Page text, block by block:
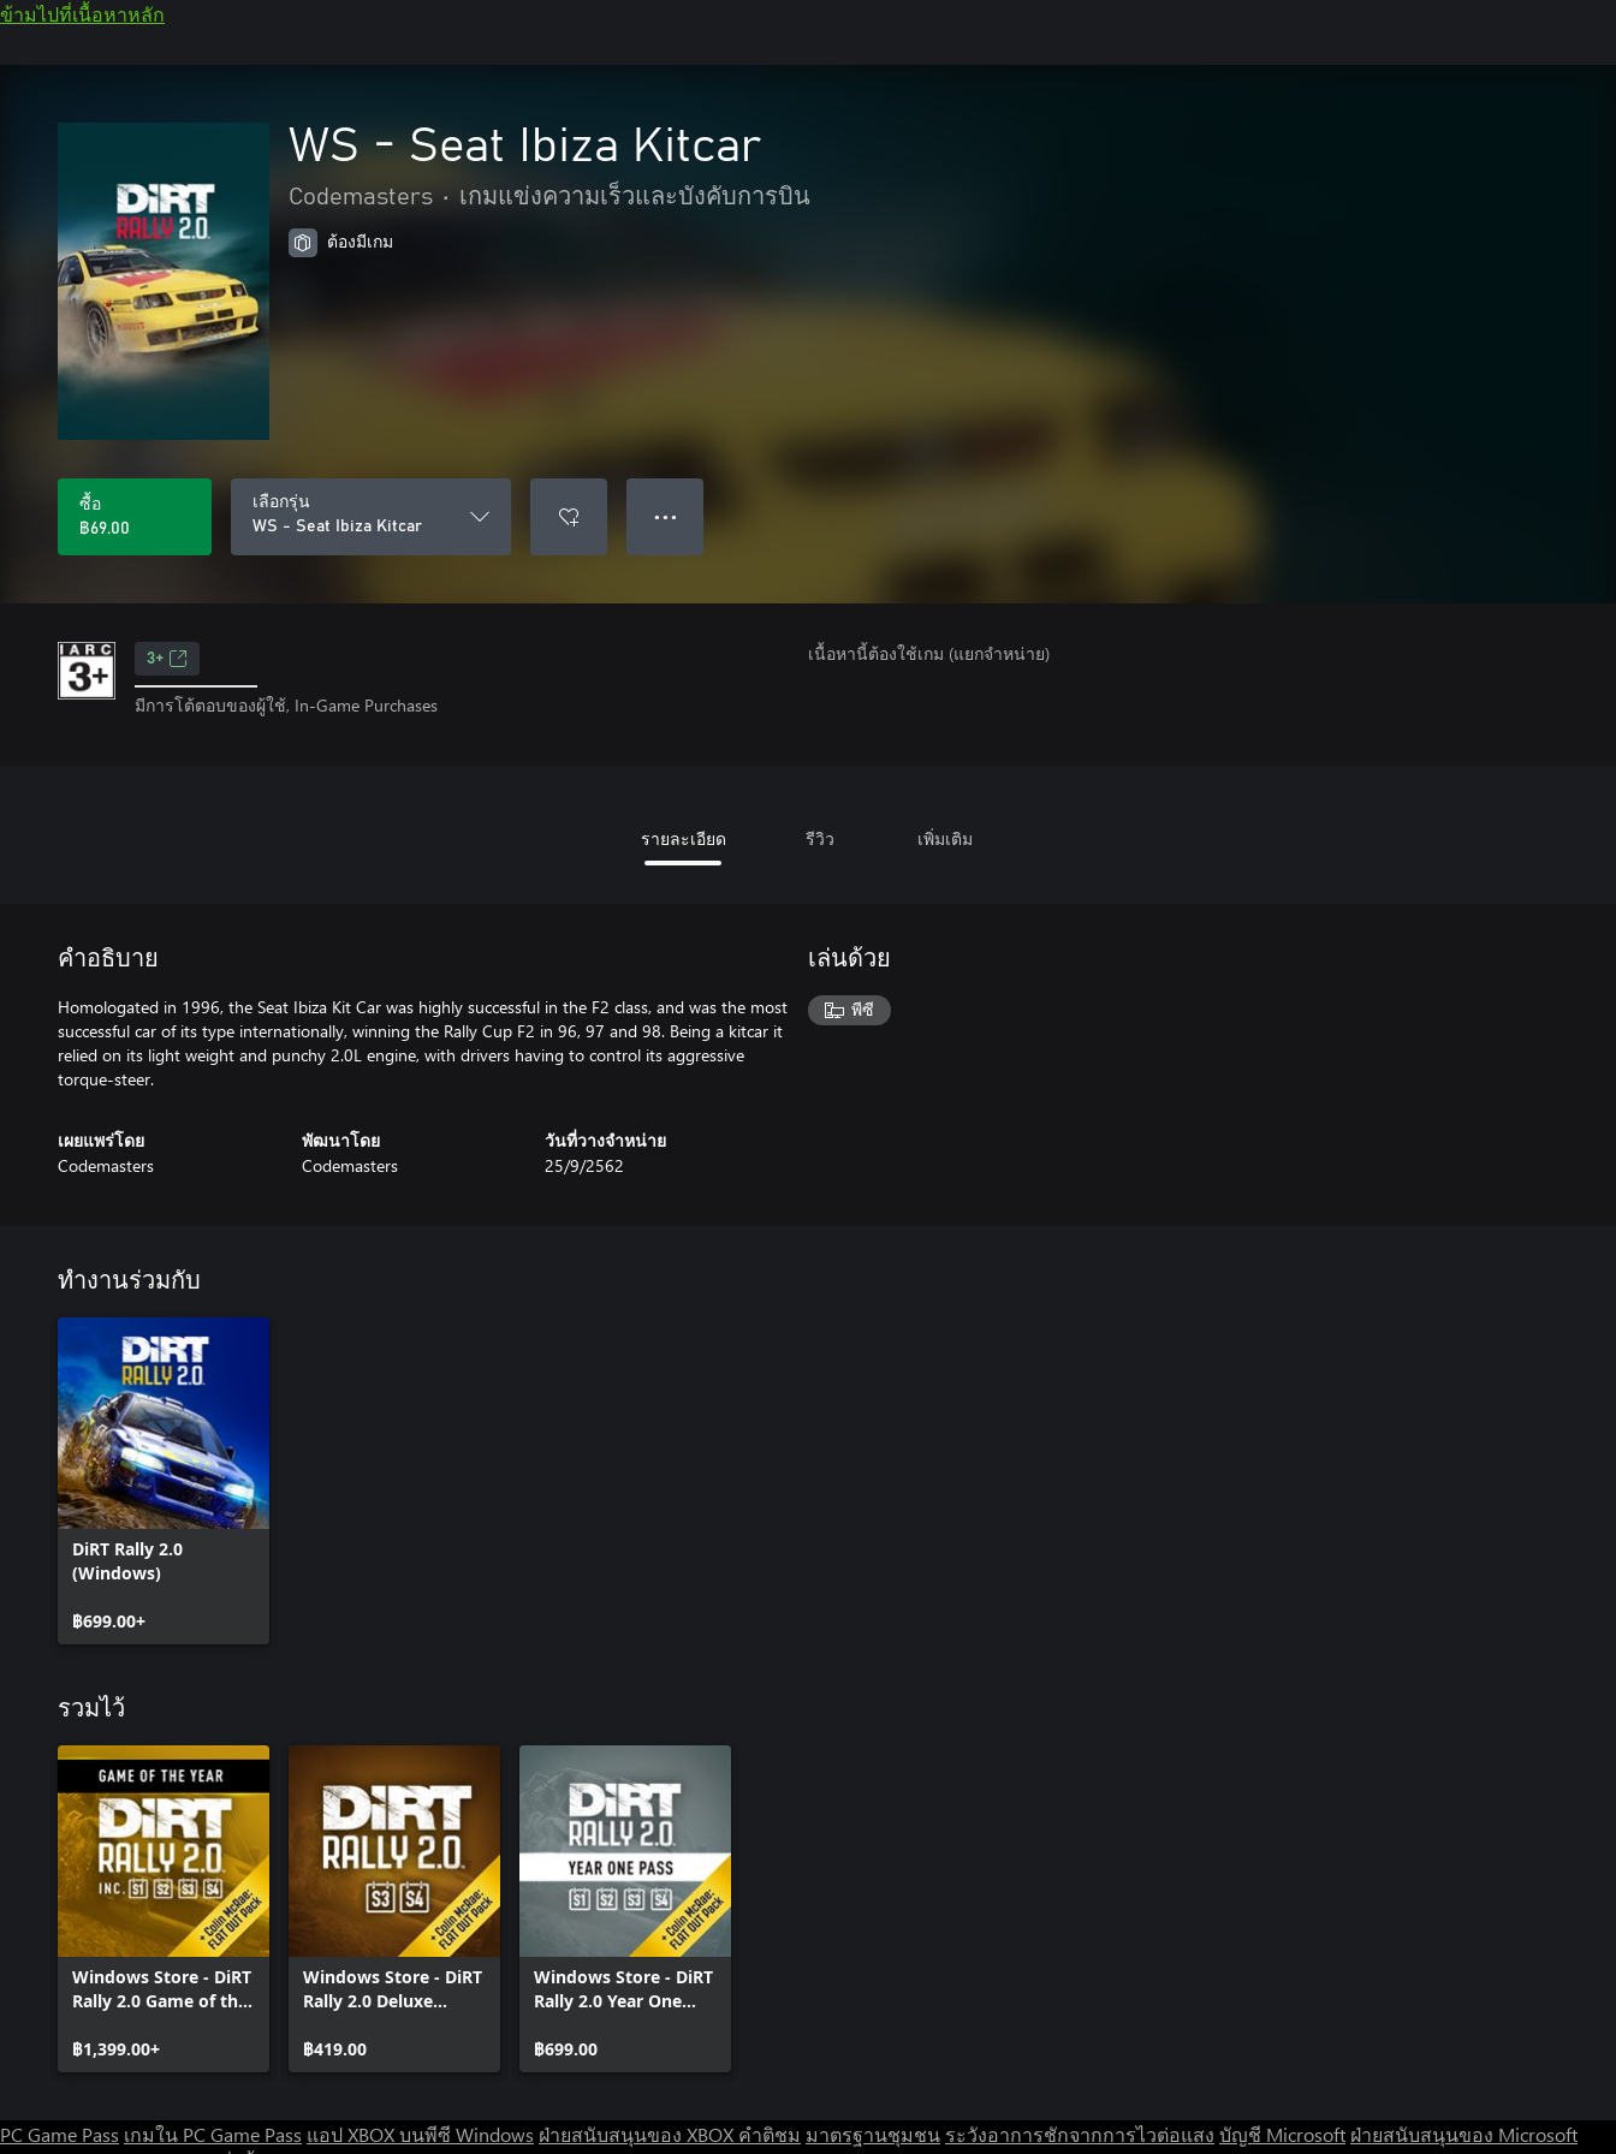
ข้ามไปที่เนื้อหาหลัก
WS - Seat Ibiza Kitcar
Codemasters • เกมแข่งความเร็วและบังคับการบิน
ต้องมีเกม
ซื้อ
฿69.00
เลือกรุ่น
WS - Seat Ibiza Kitcar
● ● ●
3+
มีการโต้ตอบของผู้ใช้, In-Game Purchases
เนื้อหานี้ต้องใช้เกม (แยกจำหน่าย)
รายละเอียด รีวิว เพิ่มเติม
คำอธิบาย
Homologated in 1996, the Seat Ibiza Kit Car was highly successful in the F2 class, and was the most
successful car of its type internationally, winning the Rally Cup F2 in 96, 97 and 98. Being a kitcar it
relied on its light weight and punchy 2.0L engine, with drivers having to control its aggressive
เผยแพร่โดย
Codemasters
พัฒนาโดย
Codemasters
วันที่วางจำหน่าย
25/9/2562
เล่นด้วย
พีซี
ทำงานร่วมกับ
DiRT Rally 2.0
(Windows)
฿699.00+
รวมไว้
Windows Store - DiRT
Rally 2.0 Game of the
฿1,399.00+
Windows Store - DiRT
Rally 2.0 Deluxe
(Seasons 3 and 4)
฿419.00
Windows Store - DiRT
Rally 2.0 Year One
฿699.00
PC Game Pass เกมใน PC Game Pass แอป XBOX บนพีซี Windows ฝ่ายสนับสนุนของ XBOX คำติชม มาตรฐานชุมชน ระวังอาการชักจากการไวต่อแสง บัญชี Microsoft ฝ่ายสนับสนุนของ Microsoft